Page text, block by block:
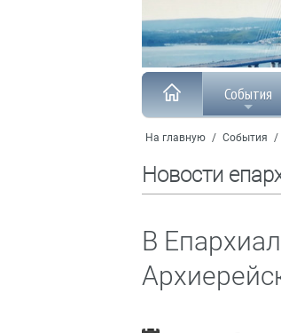
События
На главную / События /
Новости
В